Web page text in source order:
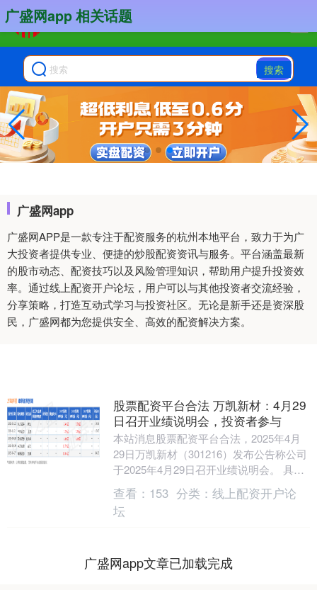
搜索
广盛网app
广盛网APP是一款专注于配资服务的杭州本地平台，致力于为广
大投资者提供专业、便捷的炒股配资资讯与服务。平台涵盖最新
的股市动态、配资技巧以及风险管理知识，帮助用户提升投资效
率。通过线上配资开户论坛，用户可以与其他投资者交流经验，
分享策略，打造互动式学习与投资社区。无论是新手还是资深股
民，广盛网都为您提供安全、高效的配资解决方案。
广盛网app 相关话题
股票配资平台合法 万凯新材：4月29
日召开业绩说明会，投资者参与
本站消息股票配资平台合法，2025年4月
29日万凯新材（301216）发布公告称公司
于2025年4月29日召开业绩说明会。 具体
内容如下：问：公司开发了那些有竞....
查看： 153 分类： 线上配资开户论
坛
广盛网app文章已加载完成